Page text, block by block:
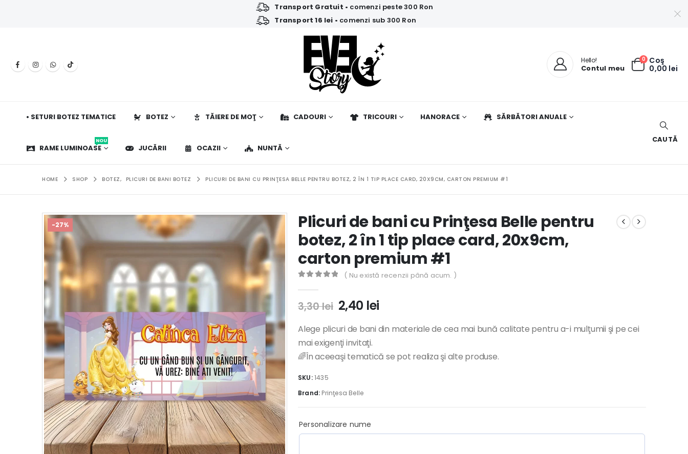
Transport Gratuit • comenzi peste 300 Ron
Transport 16 lei • comenzi sub 300 Ron
Hello!
Contul meu
0 Coş
0,00 lei
• SETURI BOTEZ TEMATICE BOTEZ TĂIERE DE MOŢ CADOURI TRICOURI HANORACE SĂRBĂTORI ANUALE
RAME LUMINOASE
NOU
JUCĂRII OCAZII NUNTĂ
CAUTĂ
HOME SHOP BOTEZ, PLICURI DE BANI BOTEZ PLICURI DE BANI CU PRINŢESA BELLE PENTRU BOTEZ, 2 ÎN 1 TIP PLACE CARD, 20X9CM, CARTON PREMIUM #1
-27%
Plicuri de bani cu Prinţesa Belle pentru
botez, 2 în 1 tip place card, 20x9cm,
carton premium #1
( Nu există recenzii până acum. )
3,30lei Prețul
a
fost:
3,30 lei.
2,40 leiPrețul
este:
Alege plicuri de bani din materiale de cea mai bună calitate pentru a-i mulţumii şi pe cei
mai exigenţi invitaţi.
🌈În aceeaşi tematică se pot realiza şi alte produse.
SKU:1435
Brand: Prinţesa Belle
Personalizare nume